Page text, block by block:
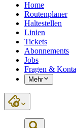
Home
Routenplaner
Haltestellen
Linien
Tickets
Abonnements
Jobs
Fragen &
Mehr